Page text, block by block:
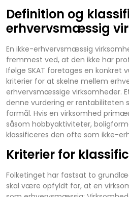
Definition og
erhvervsmæssig
En ikke-erhvervsmæssig
fremmest ved, at den ikke har
Ifølge SKAT foretages en konkret
kriterier for at skelne mellem
erhvervsmæssige virksomheder.
denne vurdering er rentabiliteten
formål. Hvis en virksomhed
såsom hobbyaktiviteter,
klassificeres den ofte som ikke-
Kriterier for
Folketinget har fastsat to
skal være opfyldt for, at en